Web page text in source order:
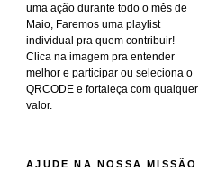
uma ação durante todo o mês de
Maio, Faremos uma playlist
individual pra quem contribuir!
Clica na imagem pra entender
melhor e participar ou seleciona o
QRCODE e fortaleça com qualquer
valor.
AJUDE NA NOSSA MISSÃO